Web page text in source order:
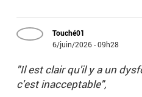
Touché01
6/juin/2026 - 09h28
"Il est clair qu'il y a un
c'est inacceptable",